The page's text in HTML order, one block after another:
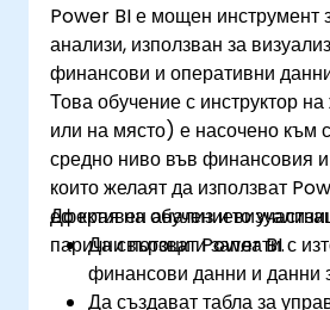
Power BI е мощен инструмент
анализи, използван за
финансови и оперативни
Това обучение с инструктор
или на място) е насочено към
средно ниво във финансовия и
които желаят да използват
ефективен анализ и
парични потоци и заплати.
До края на обучението
Да свързват Power BI с
финансови данни и данни
Да създават табла за